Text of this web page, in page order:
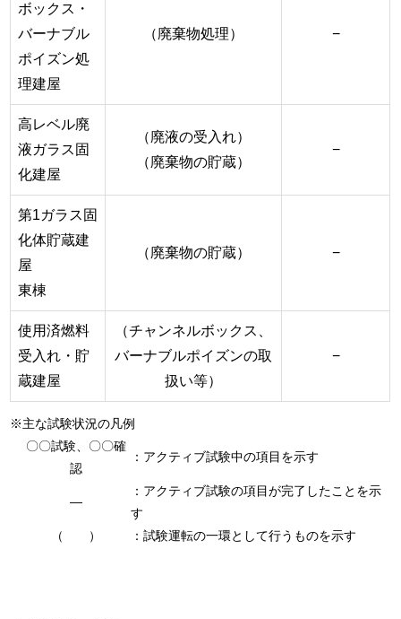
ボックス・
バーナブル
ポイズン処
理建屋
（廃棄物処理） −
高レベル廃
液ガラス固
化建屋
（廃液の受入れ）
（廃棄物の貯蔵）
−
第1ガラス固
化体貯蔵建
屋
東棟
（廃棄物の貯蔵） −
使用済燃料
受入れ・貯
蔵建屋
（チャンネルボックス、
バーナブルポイズンの取
扱い等）
−
※主な試験状況の凡例
〇〇試験、〇〇確
認
：アクティブ試験中の項目を示す
―
：アクティブ試験の項目が完了したことを示
す
（ ）
：試験運転の一環として行うものを示す